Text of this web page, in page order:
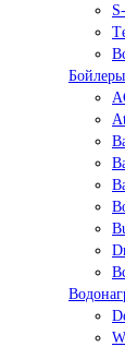
Бойлеры